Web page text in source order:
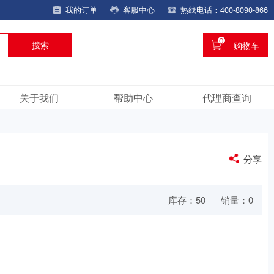
我的订单 客服中心 热线电话：400-8090-866
搜索 0 购物车
关于我们 帮助中心 代理商查询
分享
库存： 50 销量：0